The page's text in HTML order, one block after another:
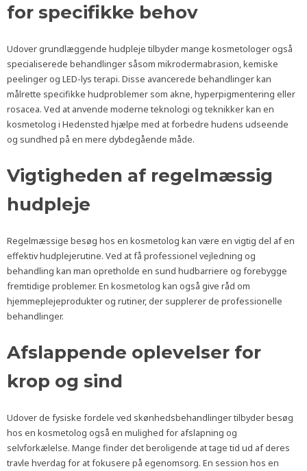
for specifikke behov
Udover grundlæggende hudpleje tilbyder mange kosmetologer også
specialiserede behandlinger såsom mikrodermabrasion, kemiske
peelinger og LED-lys terapi. Disse avancerede behandlinger kan
målrette specifikke hudproblemer som akne, hyperpigmentering eller
rosacea. Ved at anvende moderne teknologi og teknikker kan en
kosmetolog i Hedensted hjælpe med at forbedre hudens udseende
og sundhed på en mere dybdegående måde.
Vigtigheden af regelmæssig
hudpleje
Regelmæssige besøg hos en kosmetolog kan være en vigtig del af en
effektiv hudplejerutine. Ved at få professionel vejledning og
behandling kan man opretholde en sund hudbarriere og forebygge
fremtidige problemer. En kosmetolog kan også give råd om
hjemmeplejeprodukter og rutiner, der supplerer de professionelle
behandlinger.
Afslappende oplevelser for
krop og sind
Udover de fysiske fordele ved skønhedsbehandlinger tilbyder besøg
hos en kosmetolog også en mulighed for afslapning og
selvforkælelse. Mange finder det beroligende at tage tid ud af deres
travle hverdag for at fokusere på egenomsorg. En session hos en